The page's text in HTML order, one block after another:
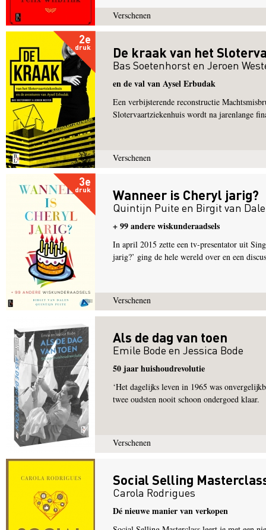
Verschenen
2e
druk De kraak van het
Bas Soetenhorst en Jeroen
en de val van Aysel Erbudak
Een verbijsterende reconstructie
Slotervaartziekenhuis wordt na jarenlange
Verschenen
3e
druk Wanneer is Cheryl jarig?
Quintijn Puite en Birgit van
+ 99 andere wiskunderaadsels
In april 2015 zette een tv-presentator uit
jarig?’ ging de hele wereld over en een
Verschenen
Als de dag van toen
Emile Bode en Jessica Bode
50 jaar huishoudrevolutie
‘Het dagelijks leven in 1965 was
twee oudsten nooit schoon ondergoed klaar.
Verschenen
Social Selling
Carola Rodrigues
Dé nieuwe manier van verkopen